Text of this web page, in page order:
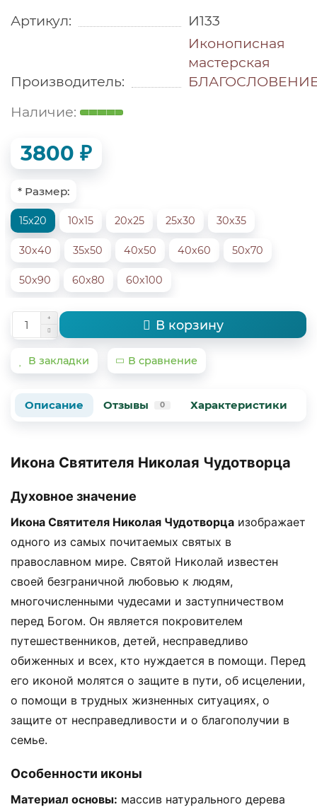
Артикул: И133
Производитель:
Иконописная
мастерская
3800 ₽
* Размер:
15х20 10х15 20х25 25х30 30х35
30х40 35х50 40х50 40х60 50х70
50х90 60х80 60х100
В корзину
В закладки В сравнение
Описание Отзывы 0 Характеристики
Икона Святителя Николая Чудотворца
Духовное значение
Икона Святителя Николая Чудотворца изображает
одного из самых почитаемых святых в
православном мире. Святой Николай известен
своей безграничной любовью к людям,
многочисленными чудесами и заступничеством
перед Богом. Он является покровителем
путешественников, детей, несправедливо
обиженных и всех, кто нуждается в помощи. Перед
его иконой молятся о защите в пути, об исцелении,
о помощи в трудных жизненных ситуациях, о
защите от несправедливости и о благополучии в
семье.
Особенности иконы
Материал основы: массив натурального дерева